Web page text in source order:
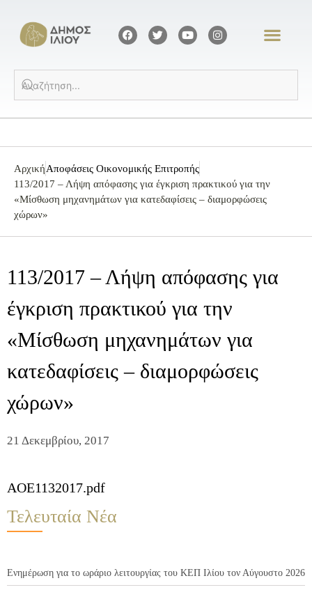
ΑρχικήΑποφάσεις Οικονομικής Επιτροπής
113/2017 – Λήψη απόφασης για έγκριση πρακτικού για την
«Μίσθωση μηχανημάτων για κατεδαφίσεις – διαμορφώσεις
χώρων»
113/2017 – Λήψη απόφασης για
έγκριση πρακτικού για την
«Μίσθωση μηχανημάτων για
κατεδαφίσεις – διαμορφώσεις
χώρων»
21 Δεκεμβρίου, 2017
AOE1132017.pdf
Τελευταία Νέα
Ενημέρωση για το ωράριο λειτουργίας του ΚΕΠ Ιλίου τον Αύγουστο 2026